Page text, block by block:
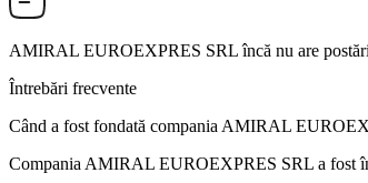
AMIRAL EUROEXPRES SRLîncă nu are
Întrebări frecvente
Când a fost fondată compania AMIRAL
Compania AMIRAL EUROEXPRES SRL a fost